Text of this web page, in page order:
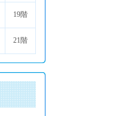
19階
21階